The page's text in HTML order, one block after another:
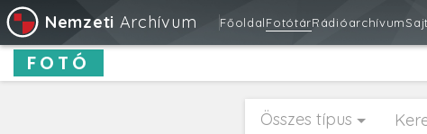
Nemzeti Archívum FőoldalFotótárRádióarchívum
FOTÓ
Összes típus